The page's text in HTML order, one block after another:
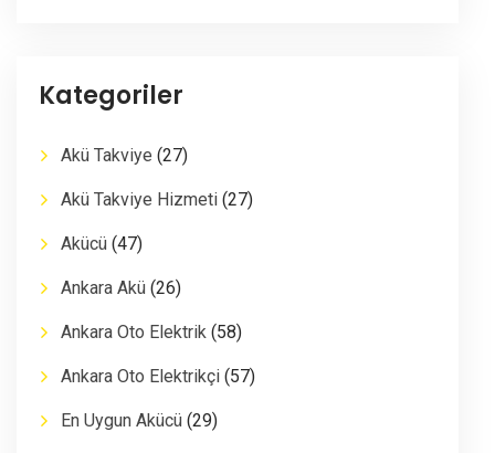
Kategoriler
Akü Takviye (27)
Akü Takviye Hizmeti (27)
Akücü (47)
Ankara Akü (26)
Ankara Oto Elektrik (58)
Ankara Oto Elektrikçi (57)
En Uygun Akücü (29)